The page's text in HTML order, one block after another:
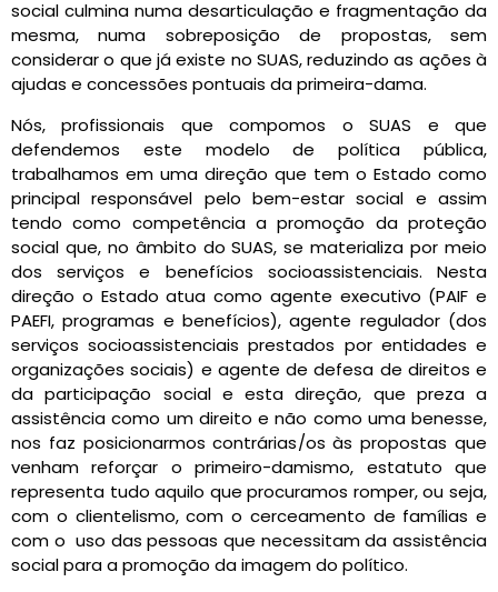
social culmina numa desarticulação e fragmentação da
mesma, numa sobreposição de propostas, sem
considerar o que já existe no SUAS, reduzindo as ações à
ajudas e concessões pontuais da primeira-dama.
Nós, profissionais que compomos o SUAS e que
defendemos este modelo de política pública,
trabalhamos em uma direção que tem o Estado como
principal responsável pelo bem-estar social e assim
tendo como competência a promoção da proteção
social que, no âmbito do SUAS, se materializa por meio
dos serviços e benefícios socioassistenciais. Nesta
direção o Estado atua como agente executivo (PAIF e
PAEFI, programas e benefícios), agente regulador (dos
serviços socioassistenciais prestados por entidades e
organizações sociais) e agente de defesa de direitos e
da participação social e esta direção, que preza a
assistência como um direito e não como uma benesse,
nos faz posicionarmos contrárias/os às propostas que
venham reforçar o primeiro-damismo, estatuto que
representa tudo aquilo que procuramos romper, ou seja,
com o clientelismo, com o cerceamento de famílias e
com o uso das pessoas que necessitam da assistência
social para a promoção da imagem do político.